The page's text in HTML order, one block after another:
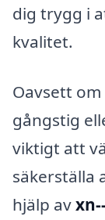
dig trygg i
kvalitet.
Oavsett
gångstig
viktigt att
säkerställa
hjälp av